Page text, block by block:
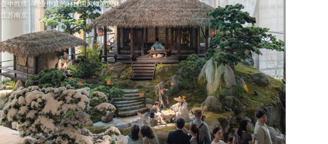
壶中胜境 · 商业中庭的科技国风微缩园林
江苏南京